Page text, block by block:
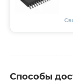
Способы